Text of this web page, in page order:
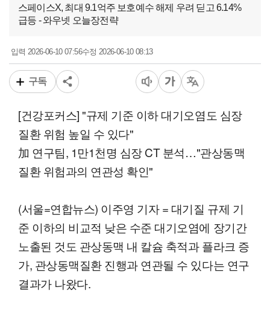
스페이스X, 최대 9.1억주 보호예수 해제 우려 딛고 6.14%
급등 - 와우넷 오늘장전략
입력2026-06-10 07:56수정 2026-06-10 08:13
구독
[건강포커스] "규제 기준 이하 대기오염도 심장
질환 위험 높일 수 있다"
加 연구팀, 1만1천명 심장 CT 분석…"관상동맥
질환 위험과의 연관성 확인"
(서울=연합뉴스) 이주영 기자 = 대기질 규제 기
준 이하의 비교적 낮은 수준 대기오염에 장기간
노출된 것도 관상동맥 내 칼슘 축적과 플라크 증
가, 관상동맥질환 진행과 연관될 수 있다는 연구
결과가 나왔다.